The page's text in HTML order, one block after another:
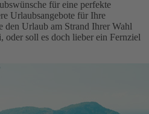
für eine perfekte
Urlaubsangebote für Ihre
den Urlaub am Strand Ihrer Wahl
oder soll es doch lieber ein Fernziel